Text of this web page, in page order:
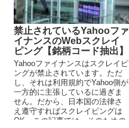
禁止されているYahooファ
イナンスのWebスクレイ
ピング【銘柄コード抽出】
Yahooファイナンスはスクレイピ
ングが禁止されています。ただ
し、それは利用規約でYahoo側が
一方的に主張しているに過ぎま
せん。だから、日本国の法律さ
え遵守すればスクレイピングは
OK。この記事では、そのための